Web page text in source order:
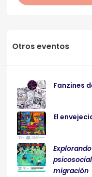
Otros eventos
Fanzines
El
migración